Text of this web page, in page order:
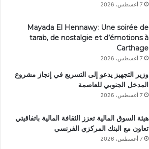
7 أغسطس، 2026
Mayada El Hennawy: Une soirée de
tarab, de nostalgie et d’émotions à
Carthage
7 أغسطس، 2026
وزير التجهيز يدعو إلى التسريع في إنجاز مشروع
المدخل الجنوبي للعاصمة
7 أغسطس، 2026
هيئة السوق المالية تعزز الثقافة المالية باتفاقيتي
تعاون مع البنك المركزي الفرنسي
7 أغسطس، 2026